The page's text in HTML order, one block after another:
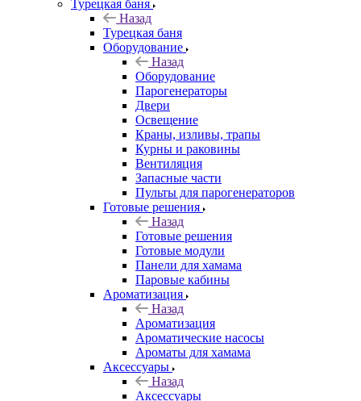
Турецкая баня
Назад
Турецкая баня
Оборудование
Назад
Оборудование
Парогенераторы
Двери
Освещение
Краны, изливы, трапы
Курны и раковины
Вентиляция
Запасные части
Пульты для парогенераторов
Готовые решения
Назад
Готовые решения
Готовые модули
Панели для хамама
Паровые кабины
Ароматизация
Назад
Ароматизация
Ароматические насосы
Ароматы для хамама
Аксессуары
Назад
Аксессуары